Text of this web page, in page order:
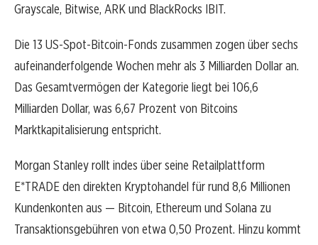
Grayscale, Bitwise, ARK und BlackRocks IBIT.
Die 13 US-Spot-Bitcoin-Fonds zusammen zogen über sechs
aufeinanderfolgende Wochen mehr als 3 Milliarden Dollar an.
Das Gesamtvermögen der Kategorie liegt bei 106,6
Milliarden Dollar, was 6,67 Prozent von Bitcoins
Marktkapitalisierung entspricht.
Morgan Stanley rollt indes über seine Retailplattform
E*TRADE den direkten Kryptohandel für rund 8,6 Millionen
Kundenkonten aus — Bitcoin, Ethereum und Solana zu
Transaktionsgebühren von etwa 0,50 Prozent. Hinzu kommt